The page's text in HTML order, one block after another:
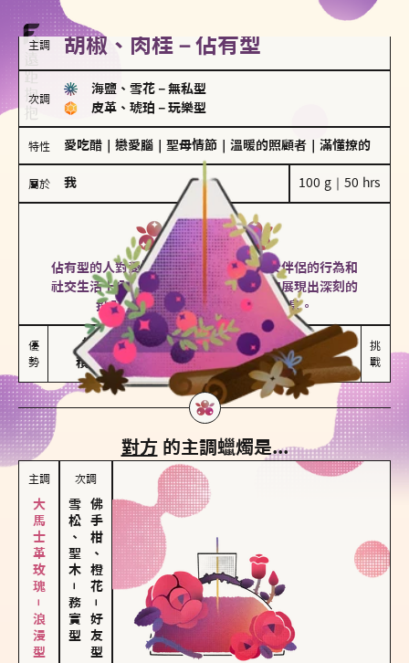
主調 胡椒、肉桂－佔有型
次調
海鹽、雪花 － 無私型
皮革、琥珀 － 玩樂型
特性 愛吃醋 戀愛腦 聖母情節 溫暖的照顧者 滿懂撩的
屬於 我 100 g｜50 hrs
佔有型
胡椒、肉桂
佔有型的人對愛情有強烈的保護欲，對於伴侶的行為和
社交生活十分敏感、容易吃醋。在關係中展現出深刻的
投入和激情，但也可能讓人感到窒息。
優
勢
能建立緊密關係
積極維繫關係熱度
嫉妒心較強
可能出現控制欲
挑
戰
對方 的主調蠟燭是...
主調
大馬士革玫瑰－浪漫型
次調
雪松、聖木
－
務實型
佛手柑、橙花
－
好友型